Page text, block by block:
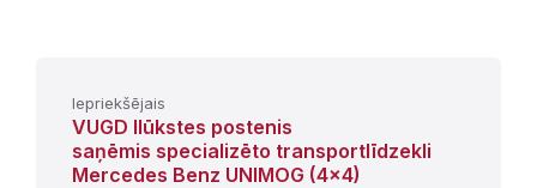
Iepriekšējais
VUGD Ilūkstes postenis
saņēmis specializēto transportlīdzekli
Mercedes Benz UNIMOG (4x4)